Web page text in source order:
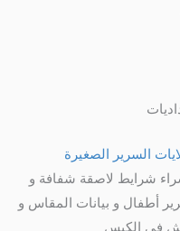
السرير الصغيرة
شرايط لاصقة شفافة و
أطفال و بيانات المقاس و
فى الكيس